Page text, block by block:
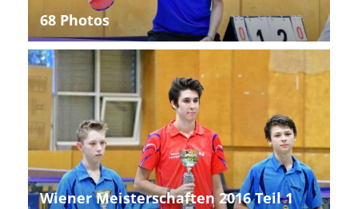
68 Photos
Wiener Meisterschaften 2016 Teil 1